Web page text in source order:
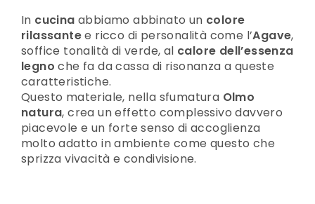
In cucina abbiamo abbinato un colore
rilassantee ricco di personalità come l’Agave,
soffice tonalità di verde, al calore dell’essenza
legno che fa da cassa di risonanza a queste
caratteristiche.
Questo materiale, nella sfumatura Olmo
natura, crea un effetto complessivo davvero
piacevole e un forte senso di accoglienza
molto adatto in ambiente come questo che
sprizza vivacità e condivisione.